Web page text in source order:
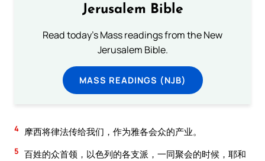
Jerusalem Bible
Read today's Mass readings from the New
Jerusalem Bible.
MASS READINGS (NJB)
4 摩西将律法传给我们，作为雅各会众的产业。
5 百姓的众首领，以色列的各支派，一同聚会的时候，耶和